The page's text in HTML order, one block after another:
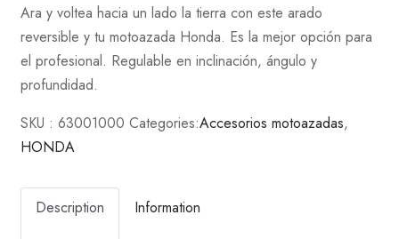
Ara y voltea hacia un lado la tierra con este arado
reversible y tu motoazada Honda. Es la mejor opción para
el profesional. Regulable en inclinación, ángulo y
profundidad.
SKU : 63001000 Categories:Accesorios motoazadas,
HONDA
Description Information